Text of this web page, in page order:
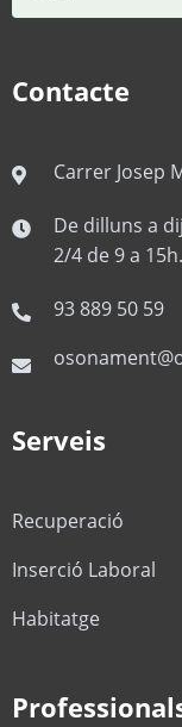
Contacte
Carrer Josep
De dilluns a
2/4 de 9 a 15h.
93 889 50 59
Serveis
Recuperació
Inserció Laboral
Habitatge